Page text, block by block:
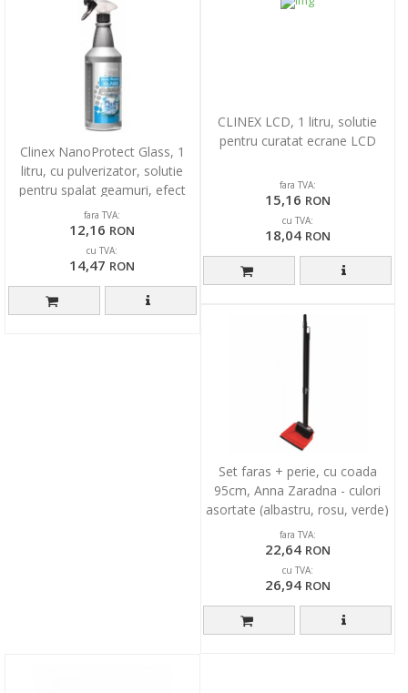
Clinex NanoProtect Glass, 1
litru, cu pulverizator, solutie
pentru spalat geamuri, efect
anti-aburir
fara TVA:
12,16 RON
cu TVA:
14,47 RON
CLINEX LCD, 1 litru, solutie
pentru curatat ecrane LCD
fara TVA:
15,16 RON
cu TVA:
18,04 RON
Set faras + perie, cu coada
95cm, Anna Zaradna - culori
asortate (albastru, rosu, verde)
fara TVA:
22,64 RON
cu TVA:
26,94 RON